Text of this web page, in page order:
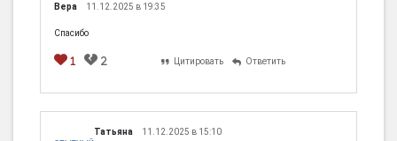
Вера 11.12.2025 в 19:35
Спасибо
1 2 Цитировать Ответить
Татьяна 11.12.2025 в 15:10